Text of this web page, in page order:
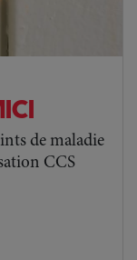
de maladie
CCS